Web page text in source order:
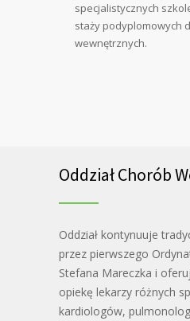
specjalistycznych
staży podyplomowych
wewnętrznych.
Oddział Chorób
Oddział kontynuuje
przez pierwszego
Stefana Mareczka i
opiekę lekarzy różnych
kardiologów,